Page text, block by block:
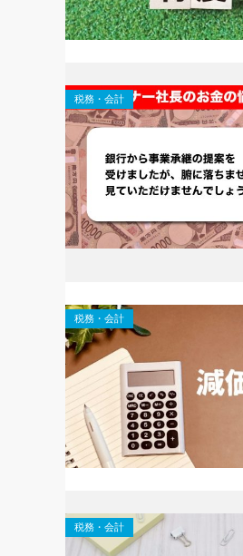
継続経営 百話百
酒井
税務・会計
税務・会計
税務・会計